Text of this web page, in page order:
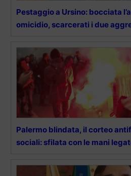
Pestaggio a Ursino: bocciata
omicidio, scarcerati i due
Palermo blindata, il corteo
sociali: sfilata con le mani